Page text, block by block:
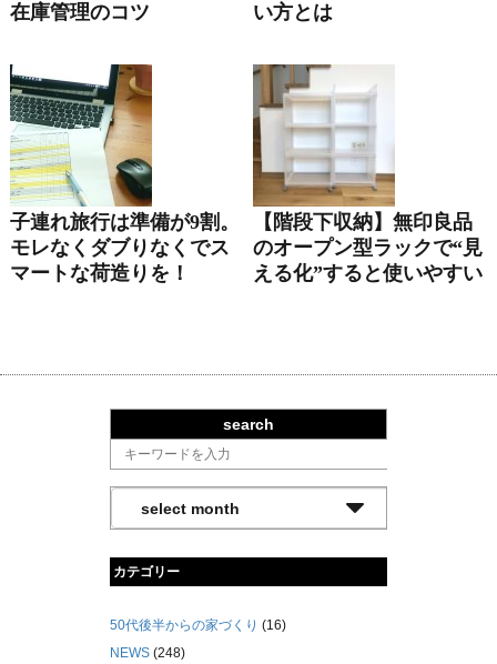
在庫管理のコツ
い方とは
子連れ旅行は準備が9割。
モレなくダブりなくでス
マートな荷造りを！
【階段下収納】無印良品
のオープン型ラックで“見
える化”すると使いやすい
search
カテゴリー
50代後半からの家づくり (16)
NEWS (248)